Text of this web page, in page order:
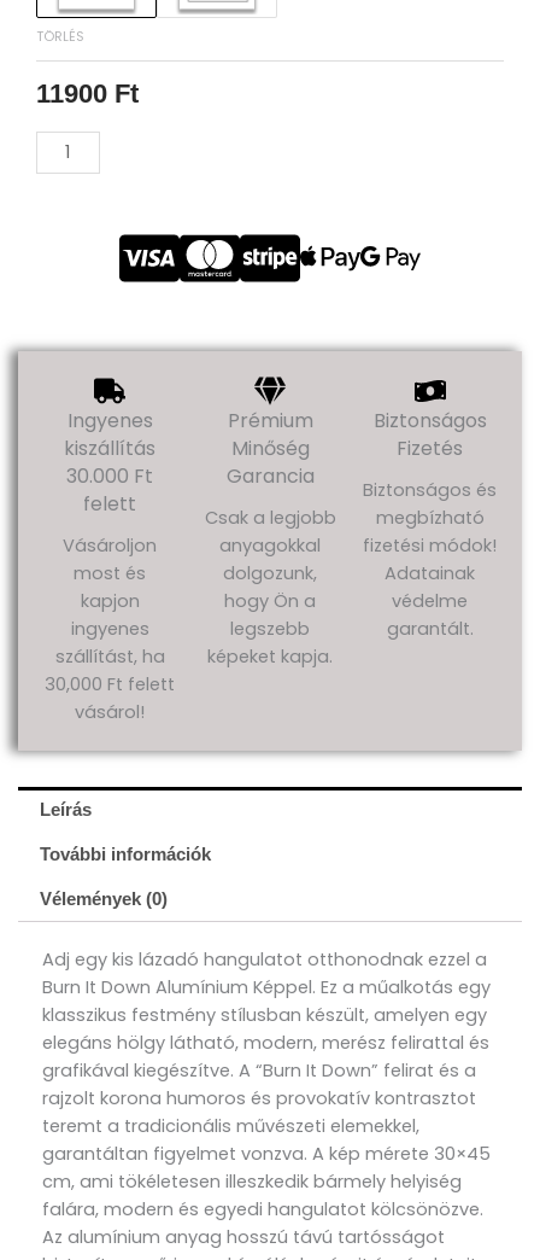
TÖRLÉS
11900 Ft
Ingyenes
kiszállítás
30.000 Ft
felett
Vásároljon
most és
kapjon
ingyenes
szállítást, ha
30,000 Ft felett
vásárol!
Prémium
Minőség
Garancia
Csak a legjobb
anyagokkal
dolgozunk,
hogy Ön a
legszebb
képeket kapja.
Biztonságos
Fizetés
Biztonságos és
megbízható
fizetési módok!
Adatainak
védelme
garantált.
Leírás
További információk
Vélemények (0)
Adj egy kis lázadó hangulatot otthonodnak ezzel a
Burn It Down Alumínium Képpel. Ez a műalkotás egy
klasszikus festmény stílusban készült, amelyen egy
elegáns hölgy látható, modern, merész felirattal és
grafikával kiegészítve. A “Burn It Down” felirat és a
rajzolt korona humoros és provokatív kontrasztot
teremt a tradicionális művészeti elemekkel,
garantáltan figyelmet vonzva. A kép mérete 30×45
cm, ami tökéletesen illeszkedik bármely helyiség
falára, modern és egyedi hangulatot kölcsönözve.
Az alumínium anyag hosszú távú tartósságot